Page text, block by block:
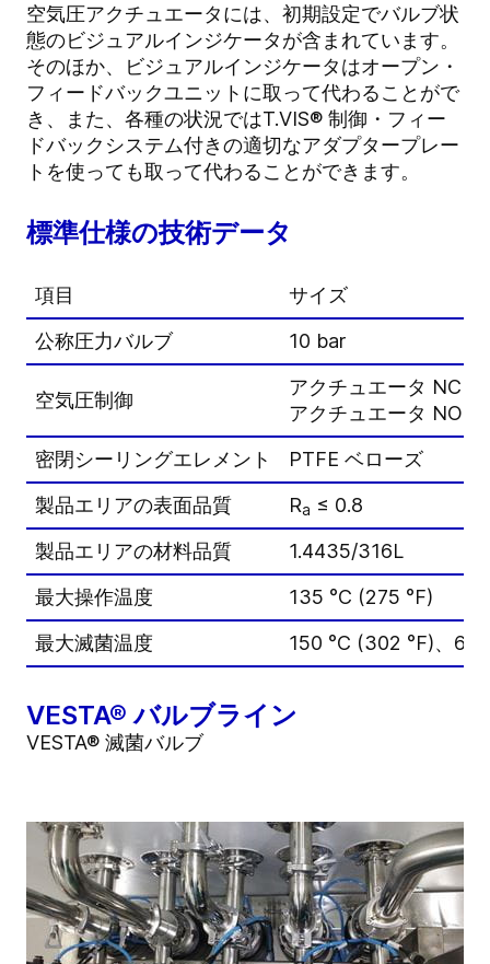
空気圧アクチュエータには、初期設定でバルブ状
態のビジュアルインジケータが含まれています。
そのほか、ビジュアルインジケータはオープン・
フィードバックユニットに取って代わることがで
き、また、各種の状況ではT.VIS® 制御・フィー
ドバックシステム付きの適切なアダプタープレー
トを使っても取って代わることができます。
標準仕様の技術データ
項目
サイズ
公称圧力バルブ
10 bar
空気圧制御
アクチュエータ NC –
アクチュエータ NO –
密閉シーリングエレメント
PTFE ベローズ
製品エリアの表面品質
Ra ≤ 0.8
製品エリアの材料品質
1.4435/316L
最大操作温度
135 °C (275 °F)
最大滅菌温度
150 °C (302 °F)、60
VESTA® バルブライン
VESTA® 滅菌バルブ